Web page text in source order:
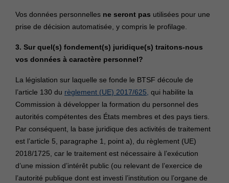
Vos données personnelles ne seront pas utilisées pour une
prise de décision automatisée, y compris le profilage.
3. Sur quel(s) fondement(s) juridique(s) traitons-nous
vos données à caractère personnel?
La législation sur laquelle se fonde le BTSF découle de
l’article 130 du règlement (UE) 2017/625, qui habilite la
Commission à développer la formation du personnel des
autorités compétentes des États membres et des pays tiers.
Par conséquent, la base juridique des activités de traitement
est l’article 5, paragraphe 1, point a), du règlement (UE)
2018/1725, car le traitement est nécessaire à l’exécution
d’une mission d’intérêt public (ou relevant de l’exercice de
l’autorité publique dont est investi l’institution ou l’organe de